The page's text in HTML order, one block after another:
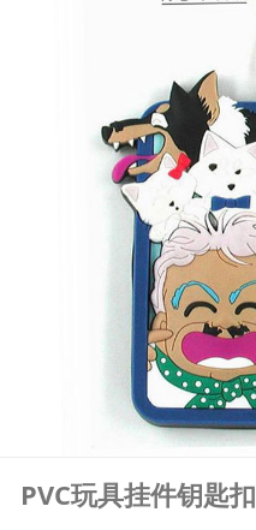
PVC玩具挂件钥匙扣